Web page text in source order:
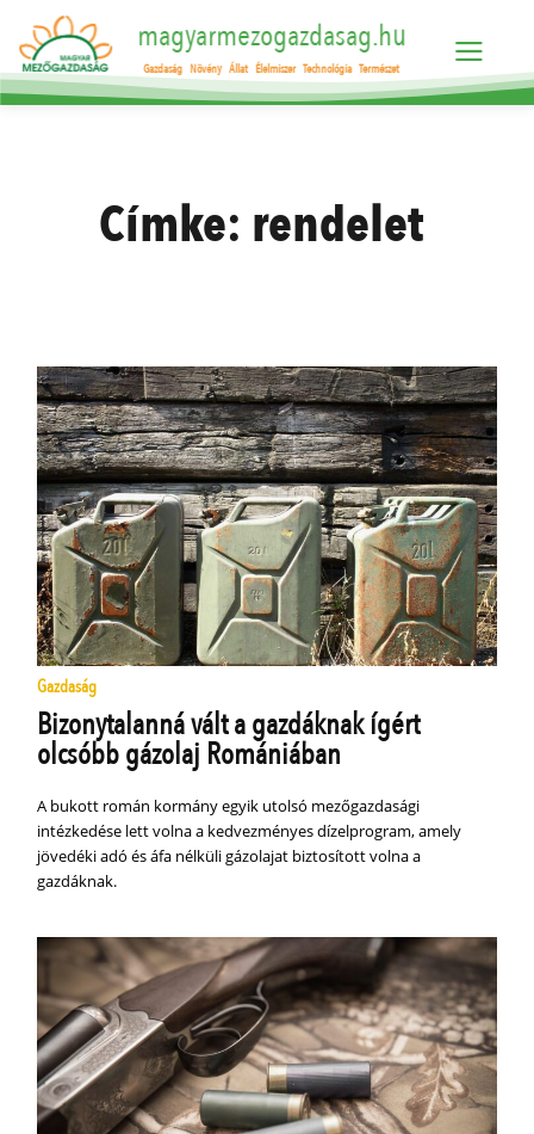
magyarmezogazdasag.hu
Gazdaság Növény Állat Élelmiszer Technológia Természet
Címke: rendelet
Gazdaság
Bizonytalanná vált a gazdáknak ígért
olcsóbb gázolaj Romániában
A bukott román kormány egyik utolsó mezőgazdasági
intézkedése lett volna a kedvezményes dízelprogram, amely
jövedéki adó és áfa nélküli gázolajat biztosított volna a
gazdáknak.